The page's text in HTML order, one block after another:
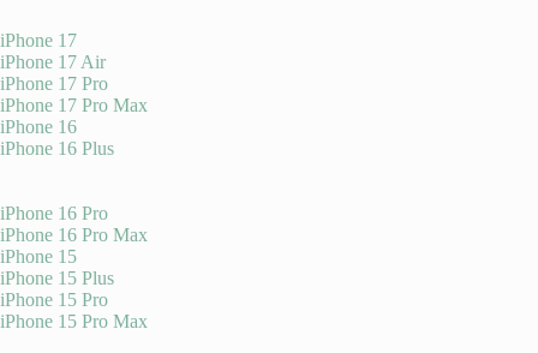
iPhone 17
iPhone 17 Air
iPhone 17 Pro
iPhone 17 Pro Max
iPhone 16
iPhone 16 Plus
iPhone 16 Pro
iPhone 16 Pro Max
iPhone 15
iPhone 15 Plus
iPhone 15 Pro
iPhone 15 Pro Max